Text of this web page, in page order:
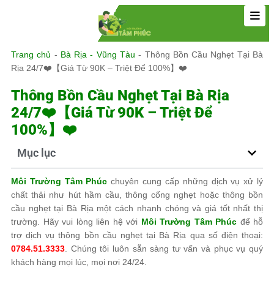
Trang chủ - Bà Rịa - Vũng Tàu - Thông Bồn Cầu Nghẹt Tại Bà
Rịa 24/7❤️【Giá Từ 90K – Triệt Để 100%】❤️
Thông Bồn Cầu Nghẹt Tại Bà Rịa
24/7❤️【Giá Từ 90K – Triệt Để
100%】❤️
Mục lục
Môi Trường Tâm Phúc chuyên cung cấp những dịch vụ xử lý
chất thải như hút hầm cầu, thông cống nghẹt hoặc thông bồn
cầu nghẹt tại Bà Rịa một cách nhanh chóng và giá tốt nhất thị
trường. Hãy vui lòng liên hệ với Môi Trường Tâm Phúc để hỗ
trợ dịch vụ thông bồn cầu nghẹt tại Bà Rịa qua số điện thoại:
0784.51.3333 . Chúng tôi luôn sẵn sàng tư vấn và phục vụ quý
khách hàng mọi lúc, mọi nơi 24/24.